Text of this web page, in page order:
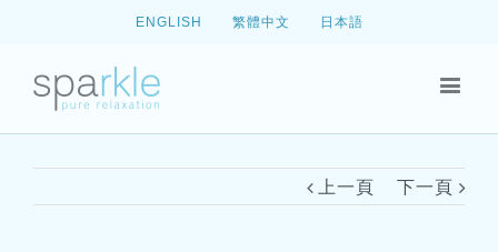
ENGLISH 繁體中文 日本語
上一頁 下一頁